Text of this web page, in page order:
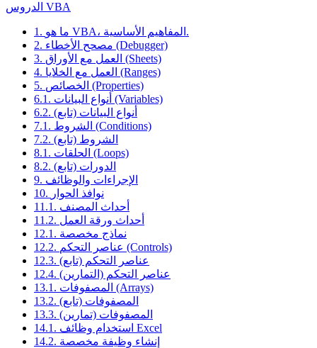
الدروس VBA
1. ما هو VBA، المفاهيم الأساسية.
2. مصحح الأخطاء (Debugger)
3. العمل مع الأوراق (Sheets)
4. العمل مع الخلايا (Ranges)
5. الخصائص (Properties)
6.1. أنواع البيانات (Variables)
6.2. أنواع البيانات (تابع)
7.1. الشروط (Conditions)
7.2. الشروط (تابع)
8.1. الحلقات (Loops)
8.2. الدورات (تابع)
9. الإجراءات والوظائف
10. نوافذ الحوار
11.1. أحداث المصنف
11.2. أحداث ورقة العمل
12.1. نماذج مخصصة
12.2. عناصر التحكم (Controls)
12.3. عناصر التحكم (تابع)
12.4. عناصر التحكم (التمارين)
13.1. المصفوفات (Arrays)
13.2. المصفوفات (تابع)
13.3. المصفوفات (تمارين)
14.1. استخدام وظائف Excel
14.2. إنشاء وظيفة مخصصة